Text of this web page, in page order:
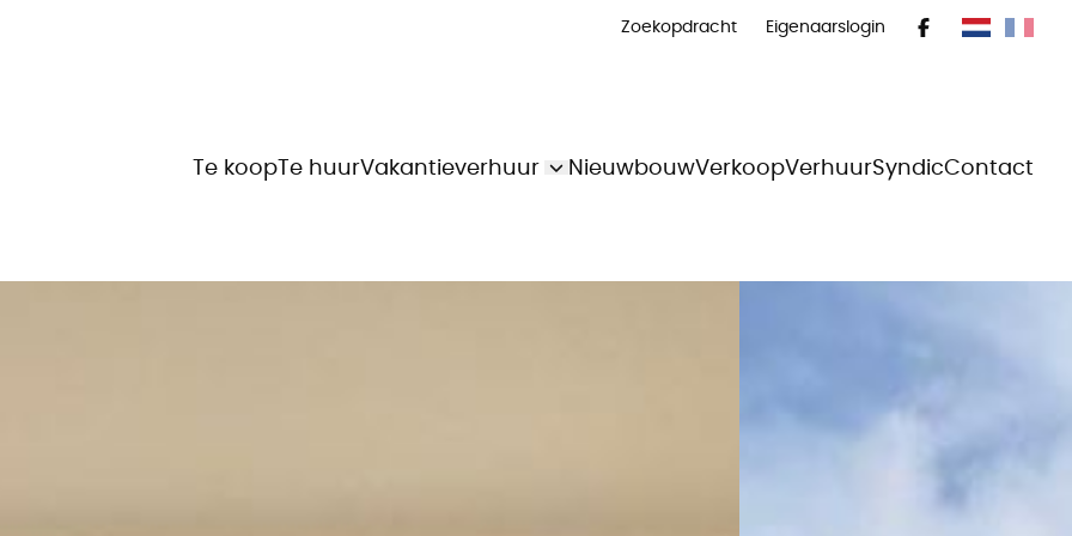
Zoekopdracht Eigenaarslogin
Te koopTe huurVakantieverhuur NieuwbouwVerkoopVerhuurSyndicContact